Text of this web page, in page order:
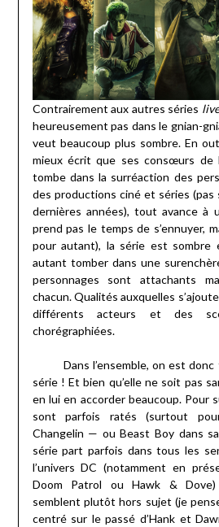
Contrairement aux autres séries live
heureusement pas dans le gnian-
veut beaucoup plus sombre. En
mieux écrit que ses consœurs de
tombe dans la surréaction des
des productions ciné et séries (pas
dernières années), tout avance à
prend pas le temps de s’ennuyer,
pour autant), la série est sombre
autant tomber dans une
personnages sont attachants
chacun. Qualités auxquelles
différents acteurs et des
chorégraphiées.
Dans l’ensemble, on est donc
série ! Et bien qu’elle ne soit pas
en lui en accorder beaucoup. Pour
sont parfois ratés (surtout
Changelin — ou Beast Boy dans
série part parfois dans tous les
l’univers DC (notamment en
Doom Patrol ou Hawk &
semblent plutôt hors sujet (je
centré sur le passé d’Hank et